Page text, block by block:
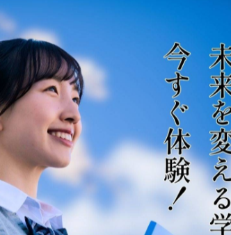
ります。
くありません。